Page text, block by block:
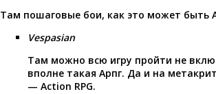
Там пошаговые бои, как это может быть
Vespasian
Там можно всю игру пройти не
вполне такая Арпг. Да и на
— Action RPG.